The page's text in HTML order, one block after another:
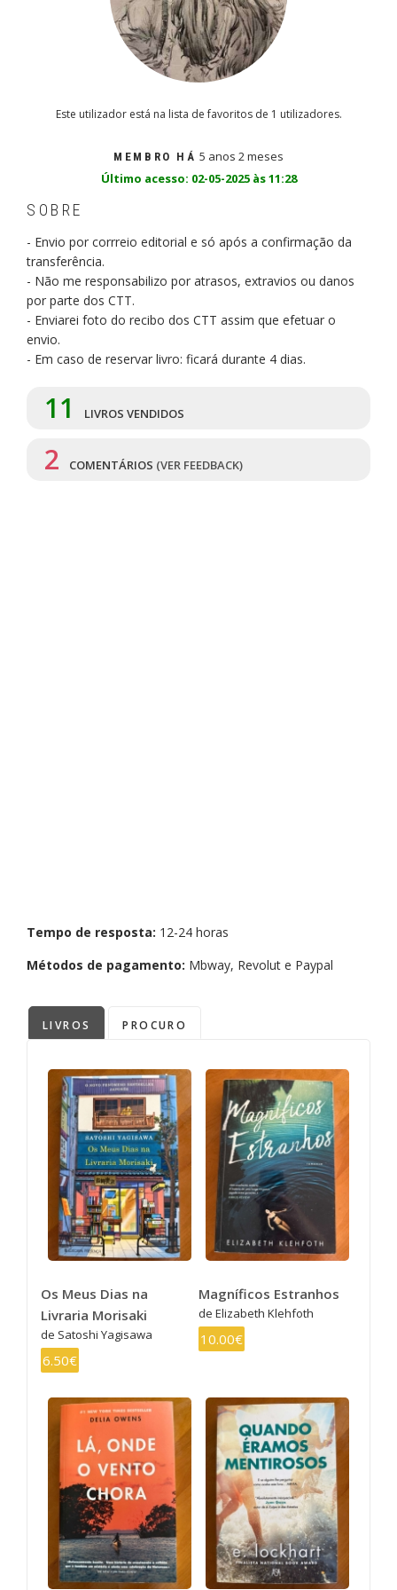
Este utilizador está na lista de favoritos de 1 utilizadores.
MEMBRO HÁ 5 anos 2 meses
Último acesso: 02-05-2025 às 11:28
SOBRE
- Envio por corrreio editorial e só após a confirmação da
transferência.
- Não me responsabilizo por atrasos, extravios ou danos
por parte dos CTT.
- Enviarei foto do recibo dos CTT assim que efetuar o
envio.
- Em caso de reservar livro: ficará durante 4 dias.
11 LIVROS VENDIDOS
2 COMENTÁRIOS (VER FEEDBACK)
Tempo de resposta: 12-24 horas
Métodos de pagamento: Mbway, Revolut e Paypal
LIVROS PROCURO
Os Meus Dias na
Livraria Morisaki
de Satoshi Yagisawa
6.50€
Magníficos Estranhos
de Elizabeth Klehfoth
10.00€